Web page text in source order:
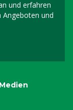
und erfahren
Angeboten und
sich für